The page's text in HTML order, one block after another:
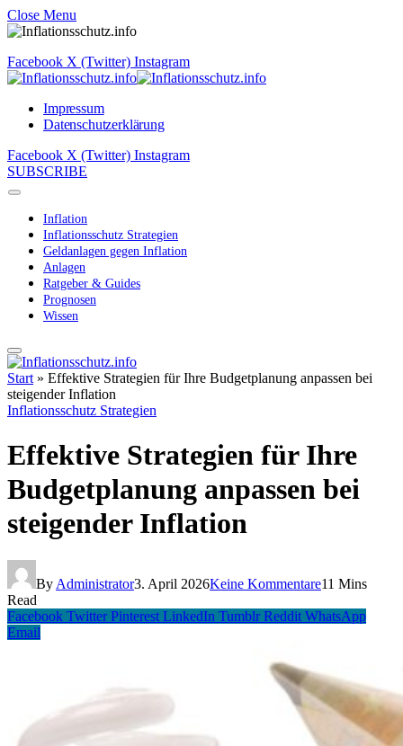
Close Menu
Facebook X (Twitter) Instagram
Impressum
Datenschutzerklärung
Facebook X (Twitter) Instagram
SUBSCRIBE
Inflation
Inflationsschutz Strategien
Geldanlagen gegen Inflation
Anlagen
Ratgeber & Guides
Prognosen
Wissen
Start » Effektive Strategien für Ihre Budgetplanung anpassen bei
steigender Inflation
Inflationsschutz Strategien
Effektive Strategien für Ihre
Budgetplanung anpassen bei
steigender Inflation
By Administrator3. April 2026Keine Kommentare11 Mins
Read
Facebook Twitter Pinterest LinkedIn Tumblr Reddit WhatsApp
Email